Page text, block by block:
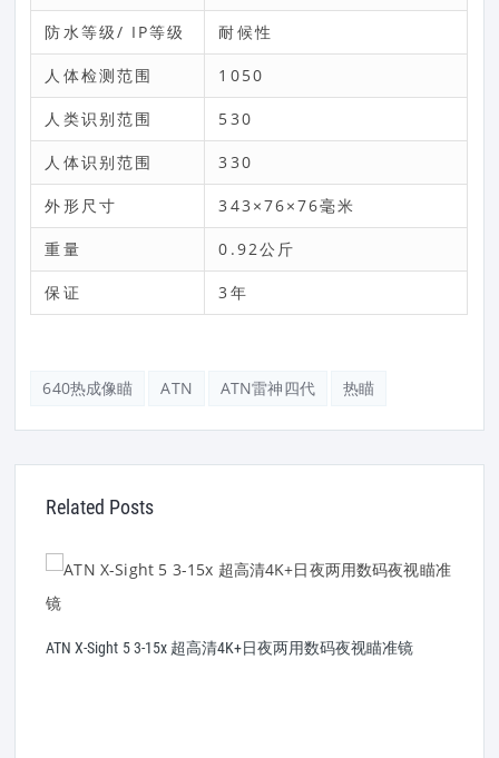
防水等级/ IP等级 耐候性
人体检测范围 1050
人类识别范围 530
人体识别范围 330
外形尺寸 343×76×76毫米
重量 0.92公斤
保证 3年
640热成像瞄 ATN ATN雷神四代 热瞄
Related Posts
ATN X-Sight 5 3-15x 超高清4K+日夜两用数码夜视瞄准镜